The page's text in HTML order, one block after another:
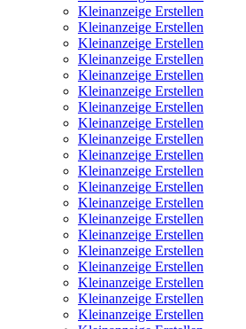
Kleinanzeige Erstellen
Kleinanzeige Erstellen
Kleinanzeige Erstellen
Kleinanzeige Erstellen
Kleinanzeige Erstellen
Kleinanzeige Erstellen
Kleinanzeige Erstellen
Kleinanzeige Erstellen
Kleinanzeige Erstellen
Kleinanzeige Erstellen
Kleinanzeige Erstellen
Kleinanzeige Erstellen
Kleinanzeige Erstellen
Kleinanzeige Erstellen
Kleinanzeige Erstellen
Kleinanzeige Erstellen
Kleinanzeige Erstellen
Kleinanzeige Erstellen
Kleinanzeige Erstellen
Kleinanzeige Erstellen